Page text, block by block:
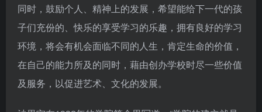
同时，鼓励个人、精神上的发展，希望能给下一代的孩
子们充份的、快乐的享受学习的乐趣，拥有良好的学习
环境，将会有机会面临不同的人生，肯定生命的价值，
在自己的能力所及的同时，藉由创办学校时尽一些价值
及服务，以促进艺术、文化的发展。